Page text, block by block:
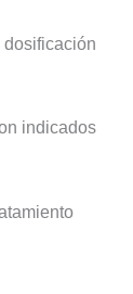
dosificación
indicados